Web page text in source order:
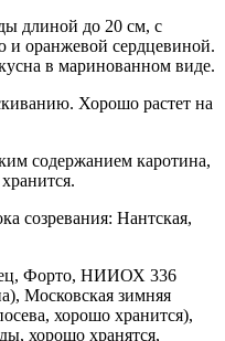
длиной до 20 см, с
и оранжевой сердцевиной.
в маринованном виде.
Хорошо растет на
содержанием каротина,
созревания: Нантская,
Форто, НИИОХ 336
Московская зимняя
хорошо хранится),
хорошо хранятся,